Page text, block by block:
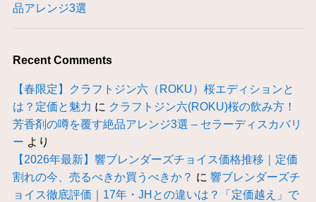
品アレンジ3選
Recent Comments
【春限定】クラフトジン六（ROKU）桜エディションと
は？定価と魅力 に クラフトジン六(ROKU)桜の飲み方！
芳香剤の噂を覆す絶品アレンジ3選 – セラーディスカバリ
ー より
【2026年最新】響ブレンダーズチョイス価格推移｜定価
割れの今、売るべきか買うべきか？ に 響ブレンダーズチ
ョイス徹底評価｜17年・JHとの違いは？「定価越え」で